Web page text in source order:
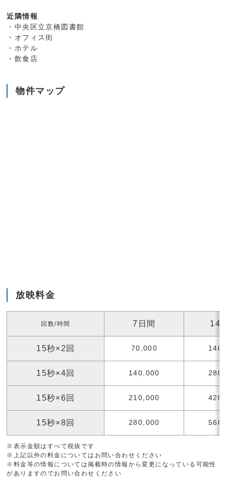
近隣情報
・中央区立京橋図書館
・オフィス街
・ホテル
・飲食店
物件マップ
放映料金
回数/時間 7日間 14
15秒×2回 70,000
15秒×4回 140,000
15秒×6回 210,000
15秒×8回 280,000
※表示金額はすべて税抜です
※上記以外の料金についてはお問い合わせください
※料金等の情報については掲載時の情報から変更になっている可能性
がありますのでお問い合わせください